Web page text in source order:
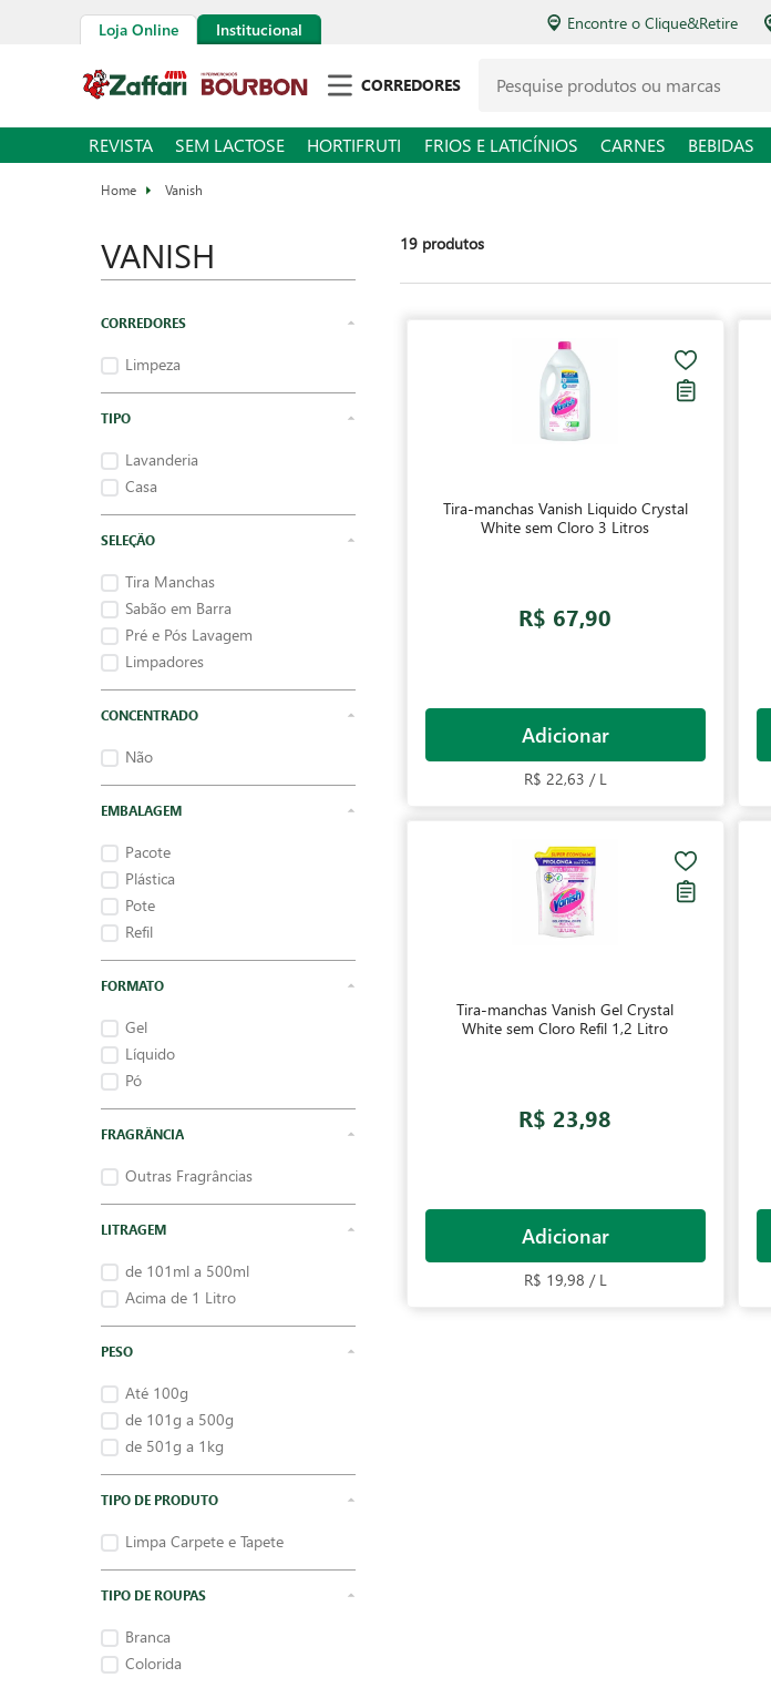
Loja Online Institucional Encontre o Clique&Retire
CORREDORES
REVISTA SEM LACTOSE HORTIFRUTI FRIOS E LATICÍNIOS CARNES BEBIDAS
Vanish
VANISH
Limpeza
Lavanderia
Casa
Tira Manchas
Sabão em Barra
Pré e Pós Lavagem
Limpadores
CONCENTRADO
Não
EMBALAGEM
Pacote
Plástica
Pote
Refil
FORMATO
Gel
Líquido
Pó
FRAGRÂNCIA
Outras Fragrâncias
LITRAGEM
de 101ml a 500ml
Acima de 1 Litro
PESO
Até 100g
de 101g a 500g
de 501g a 1kg
TIPO DE PRODUTO
Limpa Carpete e Tapete
TIPO DE ROUPAS
Branca
Colorida
19 produtos
Tira-manchas Vanish Liquido Crystal
White sem Cloro 3 Litros
R$ 67,90
Adicionar
R$ 22,63 / L
Tira-manchas Vanish Gel Crystal
White sem Cloro Refil 1,2 Litro
R$ 23,98
Adicionar
R$ 19,98 / L